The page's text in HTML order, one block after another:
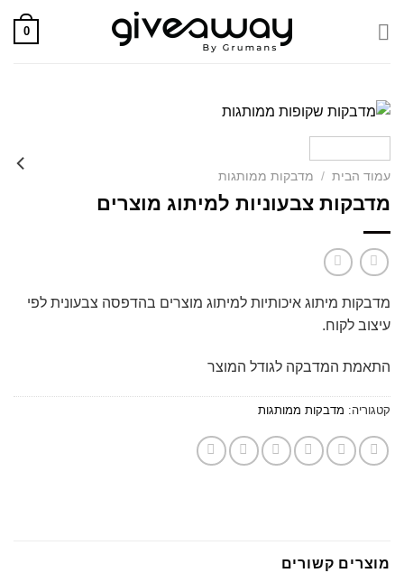
0
עמוד הבית / מדבקות ממותגות
מדבקות צבעוניות למיתוג מוצרים
מדבקות מיתוג איכותיות למיתוג מוצרים בהדפסה צבעונית לפי
עיצוב לקוח.
התאמת המדבקה לגודל המוצר
קטגוריה: מדבקות ממותגות
מוצרים קשורים